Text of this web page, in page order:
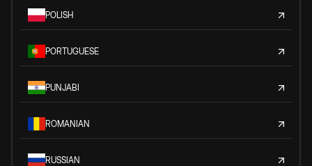
POLISH
PORTUGUESE
PUNJABI
ROMANIAN
RUSSIAN